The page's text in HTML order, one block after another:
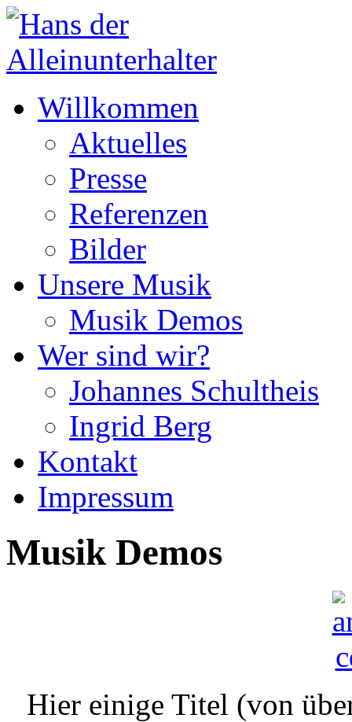
Willkommen
Aktuelles
Presse
Referenzen
Bilder
Unsere Musik
Musik Demos
Wer sind wir?
Johannes Schultheis
Ingrid Berg
Kontakt
Impressum
Musik Demos
Hier einige Titel (von